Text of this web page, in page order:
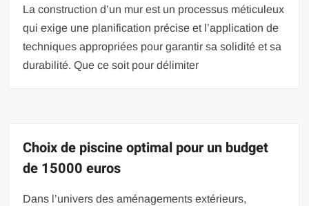
La construction d’un mur est un processus méticuleux
qui exige une planification précise et l’application de
techniques appropriées pour garantir sa solidité et sa
durabilité. Que ce soit pour délimiter
Choix de piscine optimal pour un budget
de 15000 euros
Dans l’univers des aménagements extérieurs,